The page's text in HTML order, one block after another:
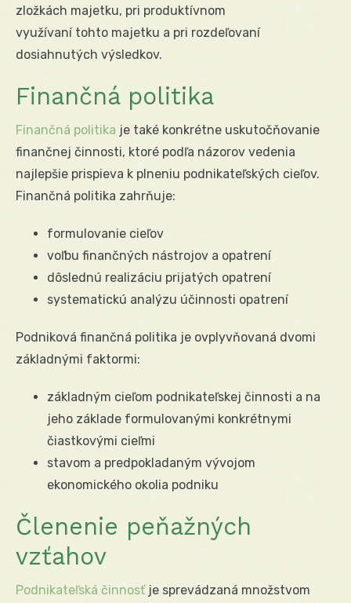
zložkách majetku, pri produktívnom
využívaní tohto majetku a pri rozdeľovaní
dosiahnutých výsledkov.
Finančná politika
Finančná politika je také konkrétne uskutočňovanie
finančnej činnosti, ktoré podľa názorov vedenia
najlepšie prispieva k plneniu podnikateľských cieľov.
Finančná politika zahrňuje:
formulovanie cieľov
voľbu finančných nástrojov a opatrení
dôslednú realizáciu prijatých opatrení
systematickú analýzu účinnosti opatrení
Podniková finančná politika je ovplyvňovaná dvomi
základnými faktormi:
základným cieľom podnikateľskej činnosti a na
jeho základe formulovanými konkrétnymi
čiastkovými cieľmi
stavom a predpokladaným vývojom
ekonomického okolia podniku
Členenie peňažných
vzťahov
Podnikateľská činnosťje sprevádzaná množstvom